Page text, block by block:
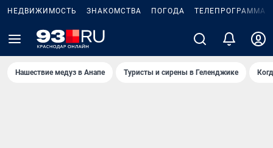
НЕДВИЖИМОСТЬ ЗНАКОМСТВА ПОГОДА ТЕЛЕПРОГРАММА
Нашествие медуз в Анапе Туристы и сирены в Геленджике